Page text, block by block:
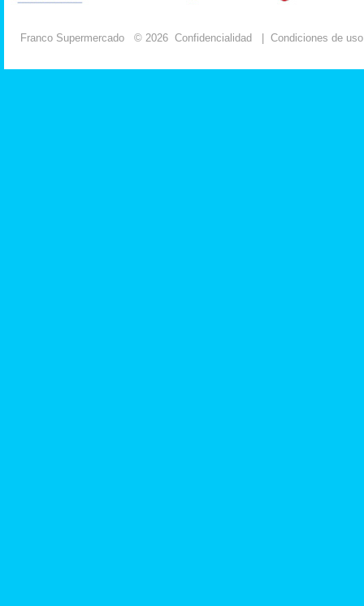
Franco Supermercado © 2026 Confidencialidad Condiciones de uso